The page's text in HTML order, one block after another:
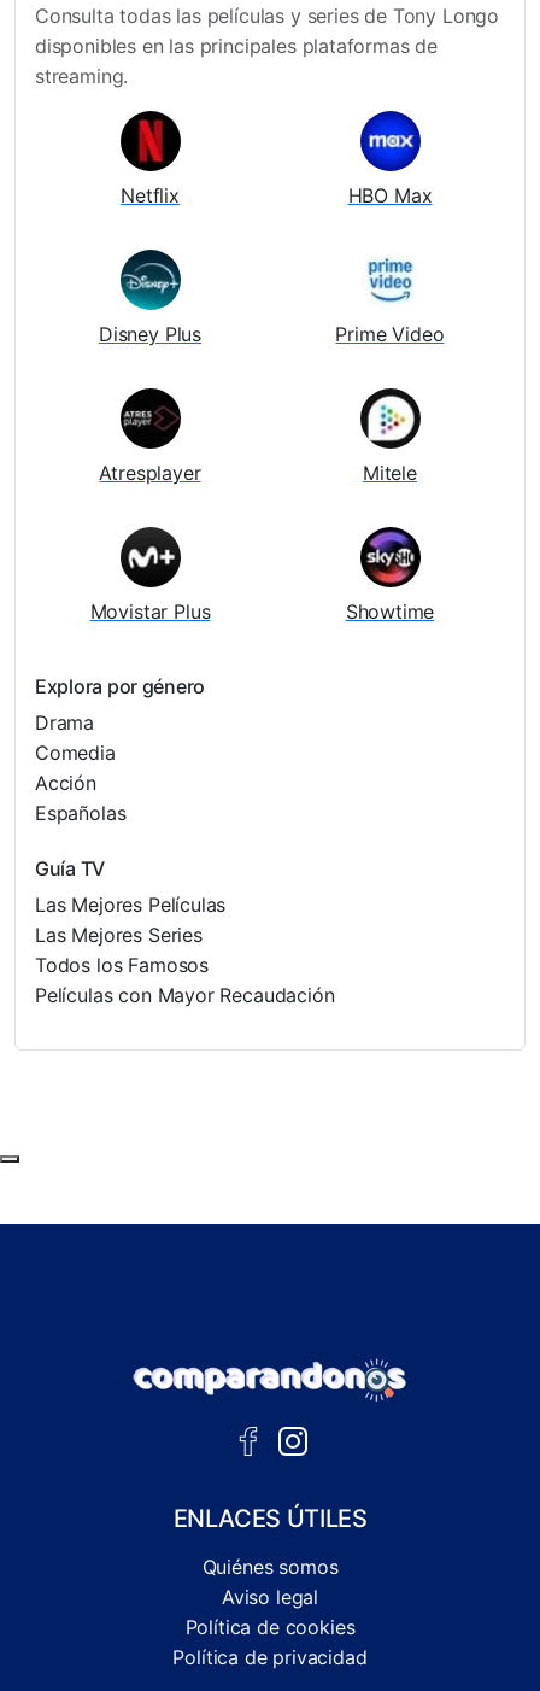
Consulta todas las películas y series de Tony Longo
disponibles en las principales plataformas de
streaming.
Netflix HBO Max
Disney Plus Prime Video
Atresplayer Mitele
Movistar Plus Showtime
Explora por género
Drama
Comedia
Acción
Españolas
Guía TV
Las Mejores Películas
Las Mejores Series
Todos los Famosos
Películas con Mayor Recaudación
ENLACES ÚTILES
Quiénes somos
Aviso legal
Política de cookies
Política de privacidad